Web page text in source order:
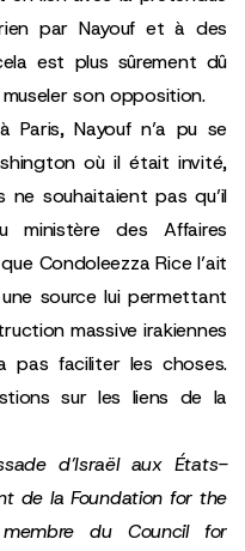
par Nayouf et à des
est plus sûrement dû
son opposition.
Paris, Nayouf n’a pu se
où il était invité,
souhaitaient pas qu’il
des Affaires
Condoleezza Ricel’ait
source lui permettant
massive irakiennes
pas faciliter les choses.
sur les liens de la
d’Israël aux États-
de laFoundation for the
du Council for